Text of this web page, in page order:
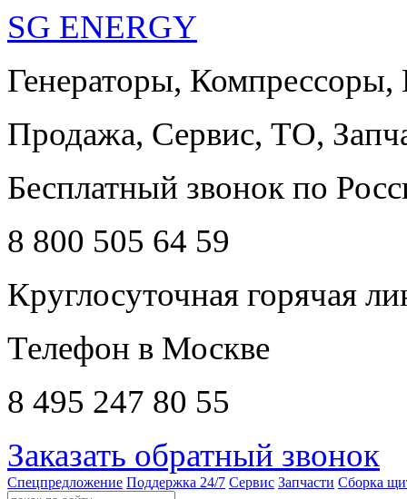
SG ENERGY
Генераторы,
Продажа, Сервис, ТО,
Бесплатный звонок по
8 800 505 64 59
Круглосуточная горячая
Телефон в Москве
8 495 247 80 55
Заказать обратный звонок
Спецпредложение Поддержка 24/7 Сервис Запчасти Сборка